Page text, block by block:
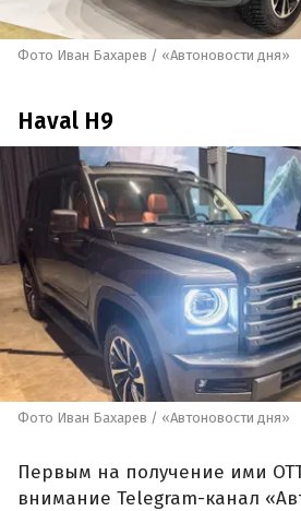
Фото Иван Бахарев / «Автоновости дня»
Haval H9
Фото Иван Бахарев / «Автоновости дня»
Первым на получение ими
внимание Telegram-канал